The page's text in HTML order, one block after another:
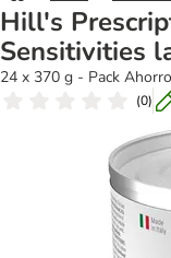
Hill's
Sensitivities
24 x 370 g - Pack Ahorro
(0)